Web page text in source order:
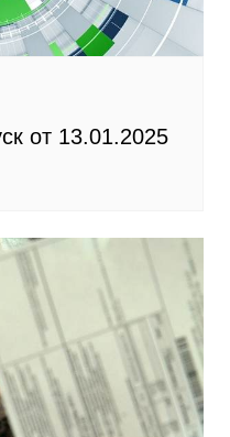
от 13.01.2025